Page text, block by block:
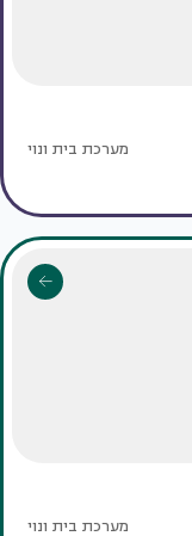
מערכת בית ונוי
מערכת בית ונוי